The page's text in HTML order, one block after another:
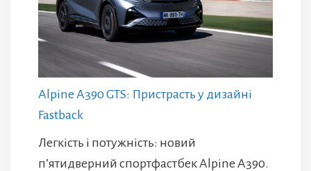
Alpine A390 GTS: Пристрасть у дизайні
Fastback
Легкість і потужність: новий
п’ятидверний спортфастбек Alpine A390.